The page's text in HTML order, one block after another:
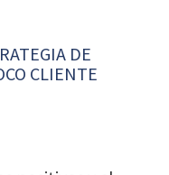
DE
CLIENTE